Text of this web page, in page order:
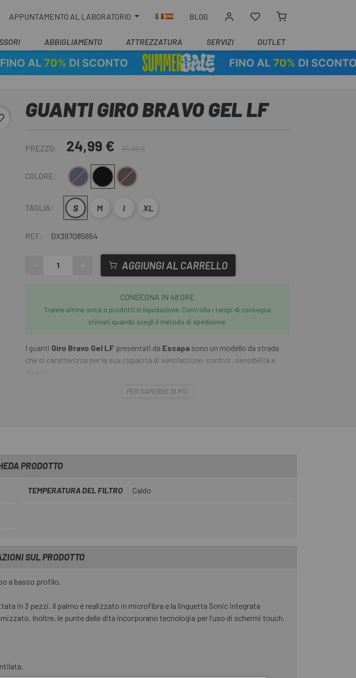
APPUNTAMENTO AL LABORATORIO BLOG
ABBIGLIAMENTO ATTREZZATURA SERVIZI OUTLET
GUANTI GIRO BRAVO GEL LF
PREZZO: 24,99 € 35,95 €
COLORE: Blu neroNero Nero giallo
TAGLIA: S M l XL
REF: DX397085654
AGGIUNGI AL CARRELLO
CONSEGNA IN 48 ORE
Tranne ultime unità o prodotti in liquidazione. Controlla i tempi di consegna
stimati quando scegli il metodo di spedizione.
I guanti Giro Bravo Gel LF presentati da Escapa sono un modello da strada
che si caratterizza per la sua capacità di ventilazione, control , sensibilità e
durata.
PER SAPERNE DI PIÙ
PRODOTTO
TEMPERATURA DEL FILTRO Caldo
SUL PRODOTTO
a basso profilo.
in 3 pezzi. Il palmo è realizzato in microfibra e la linguetta Sonic integrata
Inoltre, le punte delle dita incorporano tecnologia per l'uso di schermi touch.